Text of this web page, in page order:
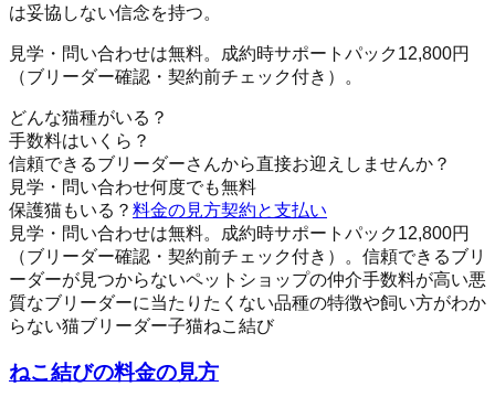
は妥協しない信念を持つ。
見学・問い合わせは無料。成約時サポートパック12,800円
（ブリーダー確認・契約前チェック付き）。
どんな猫種がいる？
手数料はいくら？
信頼できるブリーダーさんから直接お迎えしませんか？
見学・問い合わせ何度でも無料
保護猫もいる？ 料金の見方契約と支払い
見学・問い合わせは無料。成約時サポートパック12,800円
（ブリーダー確認・契約前チェック付き）。 信頼できるブリ
ーダーが見つからないペットショップの仲介手数料が高い悪
質なブリーダーに当たりたくない品種の特徴や飼い方がわか
らない猫ブリーダー子猫ねこ結び
ねこ結びの料金の見方